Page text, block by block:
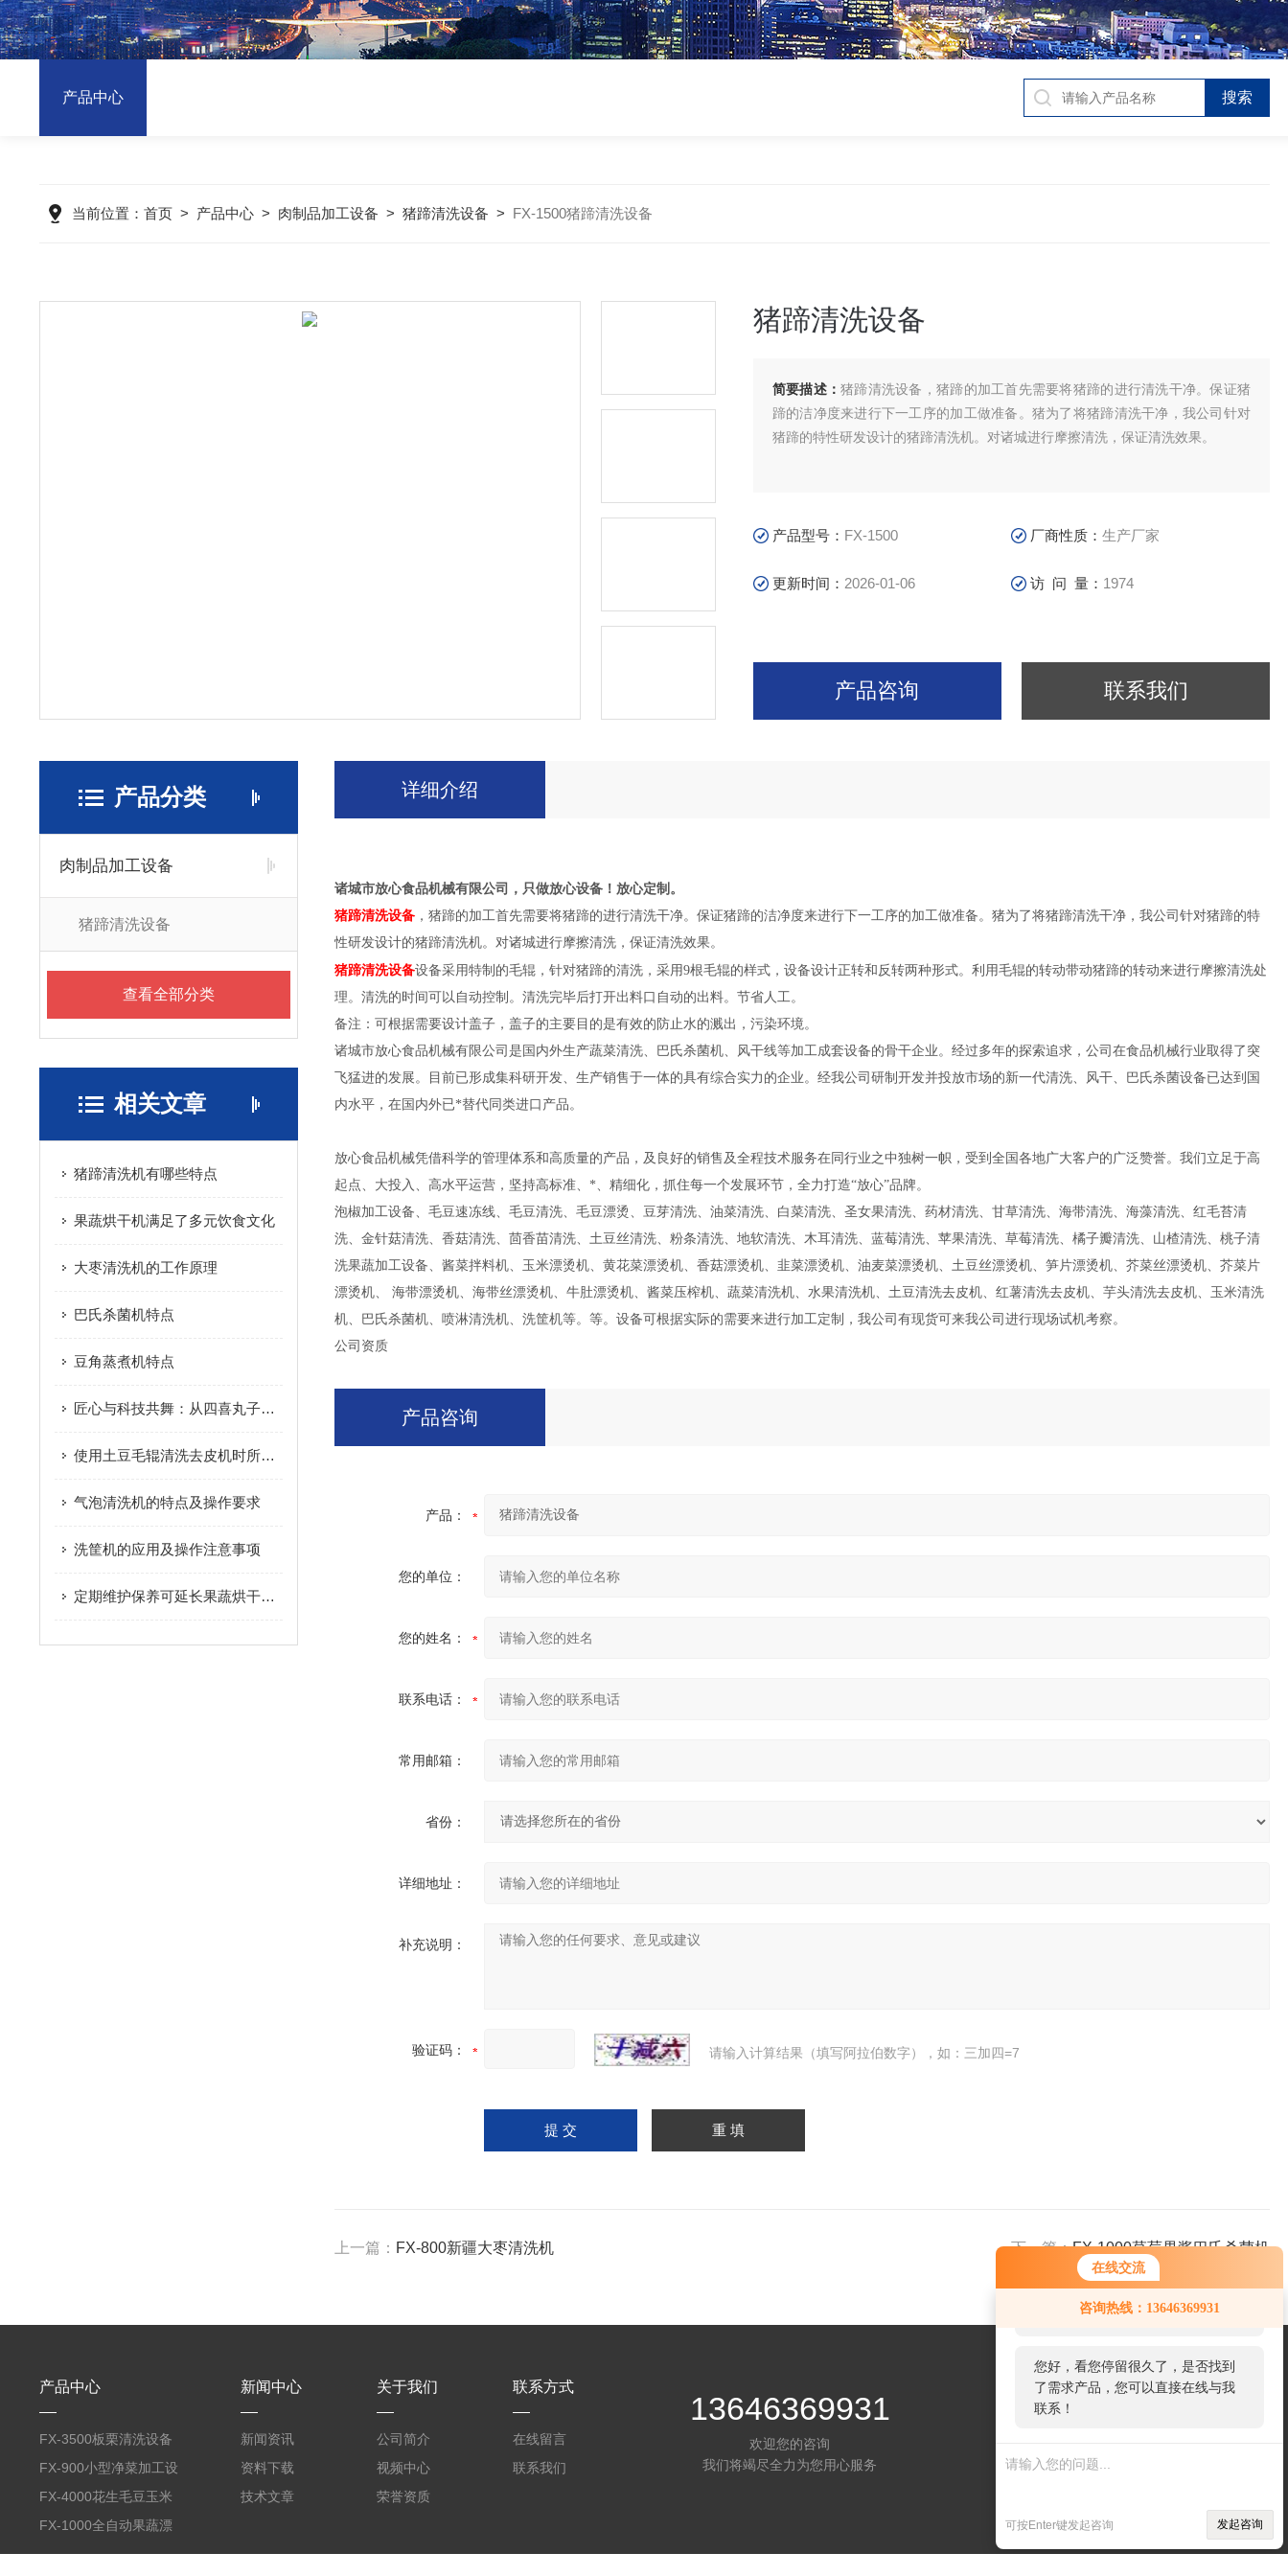
在线交流
咨询热线：13646369931
服务，请问您要咨询什么问题呢？
您好，看您停留很久了，是否找到
了需求产品，您可以直接在线与我
联系！
可按Enter键发起咨询 发起咨询
产品中心
当前位置： 首页> 产品中心> 肉制品加工设备 > 猪蹄清洗设备 > FX-1500猪蹄清洗设备
猪蹄清洗设备
简要描述：猪蹄清洗设备，猪蹄的加工首先需要将猪蹄的进行清洗干净。保证猪
蹄的洁净度来进行下一工序的加工做准备。猪为了将猪蹄清洗干净，我公司针对
猪蹄的特性研发设计的猪蹄清洗机。对诸城进行摩擦清洗，保证清洗效果。
产品型号： FX-1500 厂商性质：生产厂家
更新时间： 2026-01-06 访 问 量： 1974
产品咨询 联系我们
产品分类
肉制品加工设备
猪蹄清洗设备
查看全部分类
相关文章
猪蹄清洗机有哪些特点
果蔬烘干机满足了多元饮食文化
大枣清洗机的工作原理
巴氏杀菌机特点
豆角蒸煮机特点
匠心与科技共舞：从四喜丸子机看一颗好丸子的诞生
使用土豆毛辊清洗去皮机时所需要注意的日常维护保养方法
气泡清洗机的特点及操作要求
洗筐机的应用及操作注意事项
定期维护保养可延长果蔬烘干机的使用寿命
详细介绍
诸城市放心食品机械有限公司，只做放心设备！放心定制。
猪蹄清洗设备 ，猪蹄的加工首先需要将猪蹄的进行清洗干净。保证猪蹄的洁净度来进行下一工序的加工做准备。猪为了将猪蹄清洗干净，我公司针对猪蹄的特
性研发设计的猪蹄清洗机。对诸城进行摩擦清洗，保证清洗效果。
猪蹄清洗设备设备采用特制的毛辊，针对猪蹄的清洗，采用9根毛辊的样式，设备设计正转和反转两种形式。利用毛辊的转动带动猪蹄的转动来进行摩擦清洗处
理。清洗的时间可以自动控制。清洗完毕后打开出料口自动的出料。节省人工。
备注：可根据需要设计盖子，盖子的主要目的是有效的防止水的溅出，污染环境。
诸城市放心食品机械有限公司是国内外生产蔬菜清洗、巴氏杀菌机、风干线等加工成套设备的骨干企业。经过多年的探索追求，公司在食品机械行业取得了突
飞猛进的发展。目前已形成集科研开发、生产销售于一体的具有综合实力的企业。经我公司研制开发并投放市场的新一代清洗、风干、巴氏杀菌设备已达到国
内水平，在国内外已*替代同类进口产品。
放心食品机械凭借科学的管理体系和高质量的产品，及良好的销售及全程技术服务在同行业之中独树一帜，受到全国各地广大客户的广泛赞誉。我们立足于高
起点、大投入、高水平运营，坚持高标准、*、精细化，抓住每一个发展环节，全力打造“放心”品牌。
泡椒加工设备、毛豆速冻线、毛豆清洗、毛豆漂烫、豆芽清洗、油菜清洗、白菜清洗、圣女果清洗、药材清洗、甘草清洗、海带清洗、海藻清洗、红毛苔清
洗、金针菇清洗、香菇清洗、茴香苗清洗、土豆丝清洗、粉条清洗、地软清洗、木耳清洗、蓝莓清洗、苹果清洗、草莓清洗、橘子瓣清洗、山楂清洗、桃子清
洗果蔬加工设备、酱菜拌料机、玉米漂烫机、黄花菜漂烫机、香菇漂烫机、韭菜漂烫机、油麦菜漂烫机、土豆丝漂烫机、笋片漂烫机、芥菜丝漂烫机、芥菜片
漂烫机、 海带漂烫机、海带丝漂烫机、牛肚漂烫机、酱菜压榨机、蔬菜清洗机、水果清洗机、土豆清洗去皮机、红薯清洗去皮机、芋头清洗去皮机、玉米清洗
机、巴氏杀菌机、喷淋清洗机、洗筐机等。等。设备可根据实际的需要来进行加工定制，我公司有现货可来我公司进行现场试机考察。
公司资质
产品咨询
产品：
您的单位：
您的姓名：
联系电话：
常用邮箱：
省份：
详细地址：
补充说明：
验证码： 请输入计算结果（填写阿拉伯数字），如：三加四=7
上一篇： FX-800新疆大枣清洗机 下一篇：FX-1000草莓果酱巴氏杀菌机
产品中心
FX-3500板栗清洗设备
全自动气泡清洗机
FX-900小型净菜加工设
备野菜清洗机
FX-4000花生毛豆玉米
蒸煮漂烫机
FX-1000全自动果蔬漂
烫机
新闻中心
新闻资讯
资料下载
技术文章
关于我们
公司简介
视频中心
荣誉资质
联系方式
在线留言
联系我们
13646369931
欢迎您的咨询
我们将竭尽全力为您用心服务